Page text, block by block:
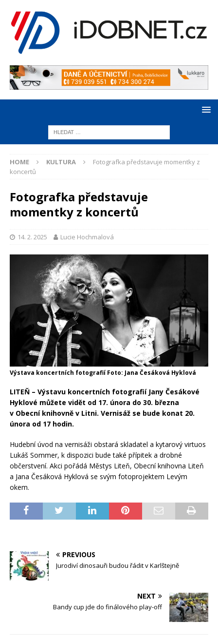
HOME KULTURA
Fotografka představuje momentky z
koncertů
Fotografka představuje
momentky z koncertů
14. 2. 2025 Lucie Hochmalová
Výstava koncertních fotografií Foto: Jana Česáková Hyklová
LITEŇ – Výstavu koncertních fotografií Jany Česákové
Hyklové můžete vidět od 17. února do 30. března
v Obecní knihovně v Litni. Vernisáž se bude konat 20.
února od 17 hodin.
Hudební úvod na vernisáži obstará skladatel a kytarový virtuos
Lukáš Sommer, k dispozici bude také přípitek a drobné
občerstvení. Akci pořádá Městys Liteň, Obecní knihovna Liteň
a Jana Česáková Hyklová se svým fotoprojektem Levým
okem.
PREVIOUS
Jurodiví dinosauři budou řádit v Karlštejně
NEXT
Bandy cup jde do finálového play-off